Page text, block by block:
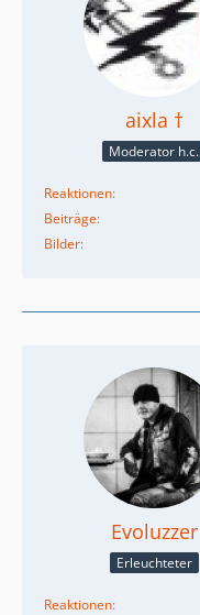
aixla †
Moderator h.c.
Reaktionen
Beiträge
Bilder
Evoluzzer
Erleuchteter
Reaktionen